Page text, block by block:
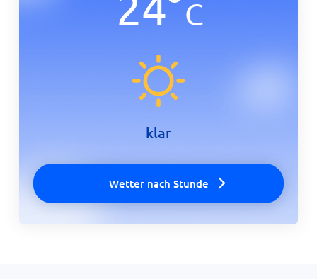
C
klar
Wetter nach Stunde